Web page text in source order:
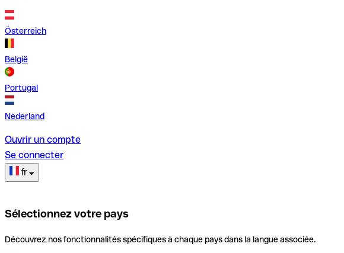
Österreich
België
Portugal
Nederland
Ouvrir un compte
Se connecter
fr
Sélectionnez votre pays
Découvrez nos fonctionnalités spécifiques à chaque pays dans la langue associée.